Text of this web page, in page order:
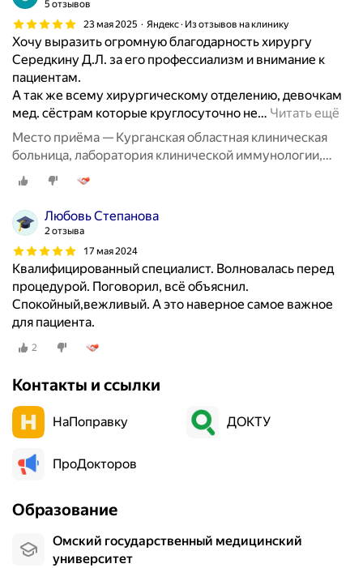
5 отзывов
23 мая 2025
Яндекс · Из отзывов на клинику
Хочу выразить огромную благодарность хирургу
Середкину Д.Л. за его профессиализм и внимание к
пациентам.
А так же всему хирургическому отделению, девочкам
мед. сёстрам которые круглосуточно не… Читать ещё
Место приёма — Курганская областная клиническая
больница, лаборатория клинической иммунологии,
улица Томина, 63, корп. 2
Любовь Степанова
2 отзыва
17 мая 2024
Квалифицированный специалист. Волновалась перед
процедурой. Поговорил, всё объяснил.
Спокойный,вежливый. А это наверное самое важное
для пациента.
2
Контакты и ссылки
НаПоправку ДОКТУ
ПроДокторов
Образование
Омский государственный медицинский
университет